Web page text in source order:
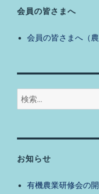
会員の皆さまへ
会員の皆さまへ（
検
索:
お知らせ
有機農業研修会の